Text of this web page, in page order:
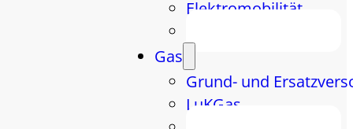
Elektromobilität
Gas
Grund- und
LuKGas